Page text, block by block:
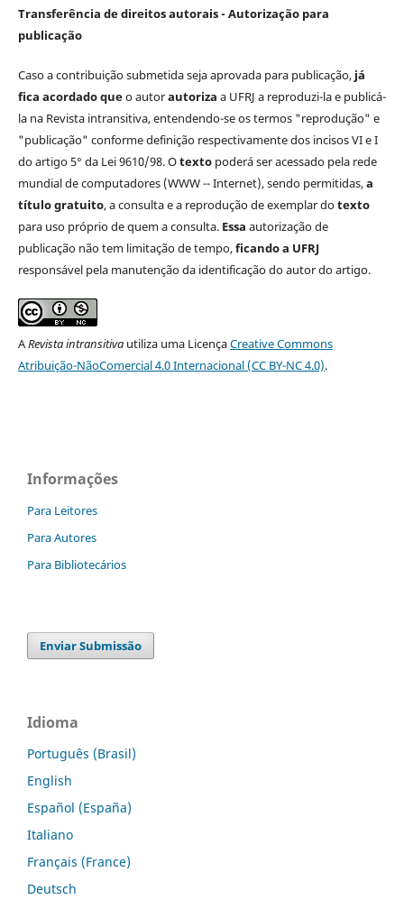
Transferência de direitos autorais - Autorização para
publicação
Caso a contribuição submetida seja aprovada para publicação, já
fica acordado queo autorautoriza a UFRJ a reproduzi-la e publicá-
la na Revista intransitiva, entendendo-se os termos "reprodução" e
"publicação" conforme definição respectivamente dos incisos VI e I
do artigo 5° da Lei 9610/98. Otexto poderá ser acessado pela rede
mundial de computadores (WWW -- Internet), sendo permitidas,a
título gratuito, a consulta e a reprodução de exemplar dotexto
para uso próprio de quem a consulta. Essa autorização de
publicação não tem limitação de tempo,ficando a UFRJ
responsável pela manutenção da identificação do autor do artigo.
ARevista intransitiva utiliza uma LicençaCreative Commons
Atribuição-NãoComercial 4.0 Internacional (CC BY-NC 4.0).
Informações
Para Leitores
Para Autores
Para Bibliotecários
Enviar Submissão
Idioma
Português (Brasil)
English
Español (España)
Italiano
Français (France)
Deutsch